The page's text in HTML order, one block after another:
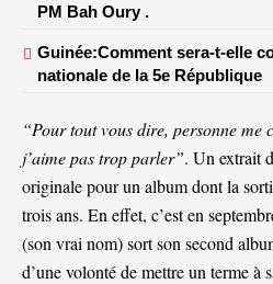
PM Bah Oury .
Guinée:Comment sera-t-elle
nationale de la 5e République
“Pour tout vous dire, personne me
j’aime pas trop parler”. Un extrait
originale pour un album dont la
trois ans. En effet, c’est en
(son vrai nom) sort son second
d’une volonté de mettre un terme à